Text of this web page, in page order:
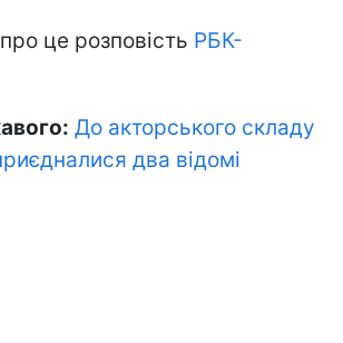
це розповість РБК-
До акторського складу
два відомі